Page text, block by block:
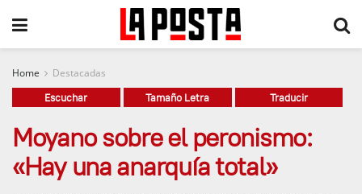
Home Destacadas
Escuchar Tamaño Letra Traducir
Moyano sobre el peronismo:
«Hay una anarquía total»